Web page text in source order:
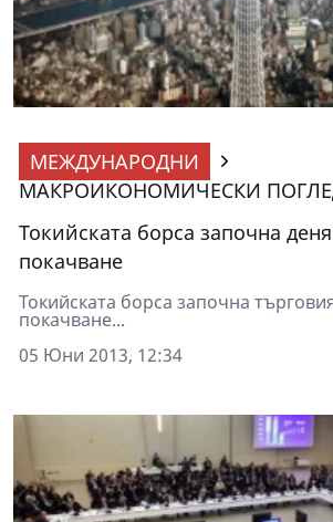
МЕЖДУНАРОДНИ
МАКРОИКОНОМИЧЕСКИ
Токийската борса започна
покачване
Токийската борса започна
покачване...
05 Юни 2013, 12:34